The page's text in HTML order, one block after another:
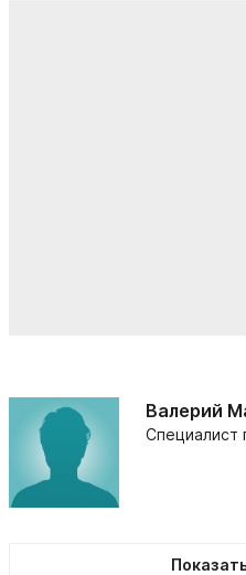
Валерий
Специалист